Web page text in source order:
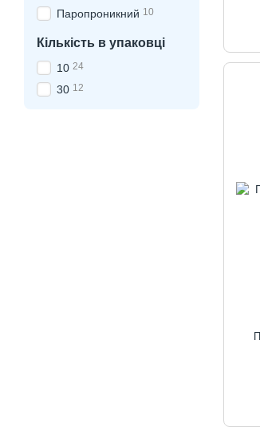
Паропроникний 10
Кількість в упаковці
10 24
30 12